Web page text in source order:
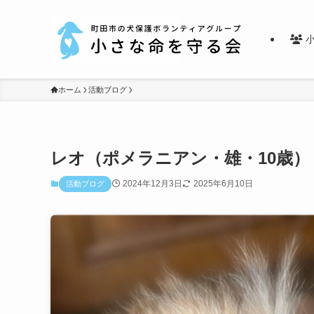
ホーム 活動ブログ
レオ（ポメラニアン・雄・10歳）
活動ブログ 2024年12月3日 2025年6月10日